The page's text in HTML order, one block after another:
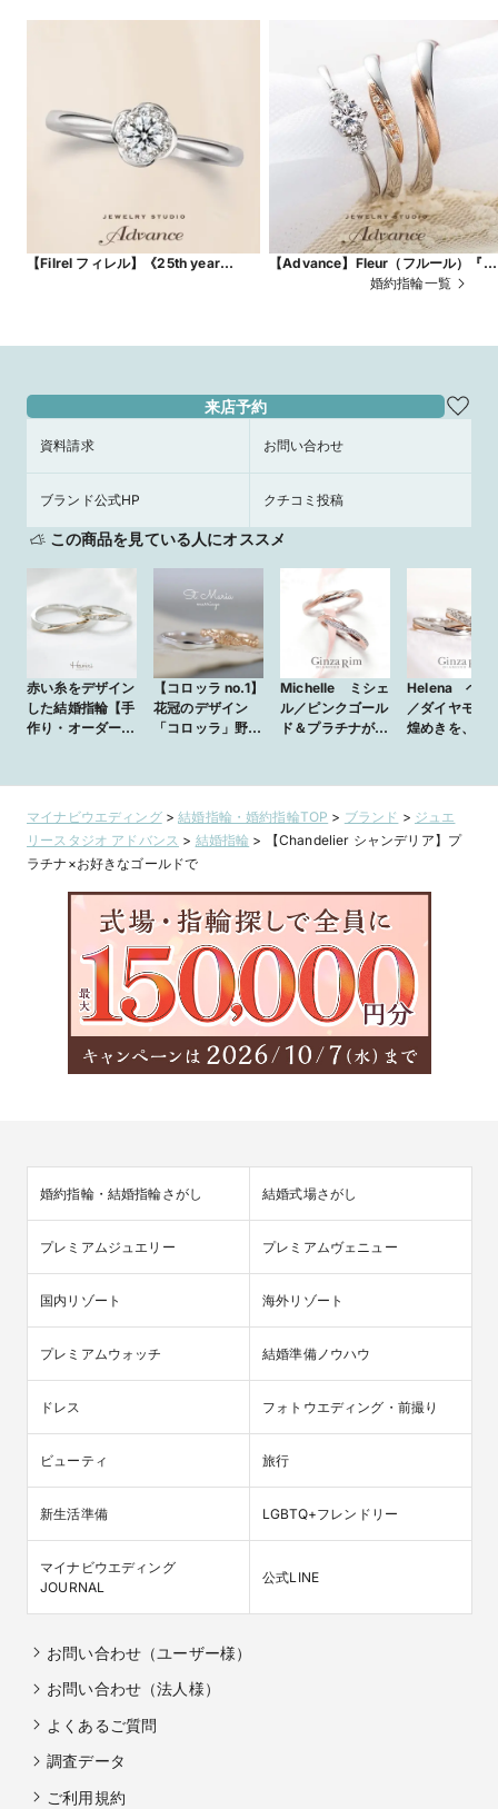
【Filrel フィレル】《25th year
【Advance】Fleur（フルール）『花
束をイメージしたデザイン』
婚約指輪一覧
来店予約
資料請求 お問い合わせ
ブランド公式HP クチコミ投稿
この商品を見ている人にオススメ
赤い糸をデザイン
した結婚指輪【手
作り・オーダーメ
【コロッラ no.1】
花冠のデザイン
「コロッラ」野原
Michelle ミシェ
ル／ピンクゴール
ド＆プラチナが曲
Helena ヘレ
／ダイヤモン
煌めきを、日
マイナビウエディング>結婚指輪・婚約指輪TOP > ブランド > ジュエ
リースタジオ アドバンス > 結婚指輪 >
【Chandelier シャンデリア】プ
ラチナ×お好きなゴールドで
婚約指輪・結婚指輪さがし 結婚式場さがし
プレミアムジュエリー プレミアムヴェニュー
国内リゾート 海外リゾート
プレミアムウォッチ 結婚準備ノウハウ
ドレス フォトウエディング・前撮り
ビューティ 旅行
新生活準備 LGBTQ+フレンドリー
マイナビウエディング
JOURNAL
公式LINE
お問い合わせ（ユーザー様）
お問い合わせ（法人様）
よくあるご質問
調査データ
ご利用規約